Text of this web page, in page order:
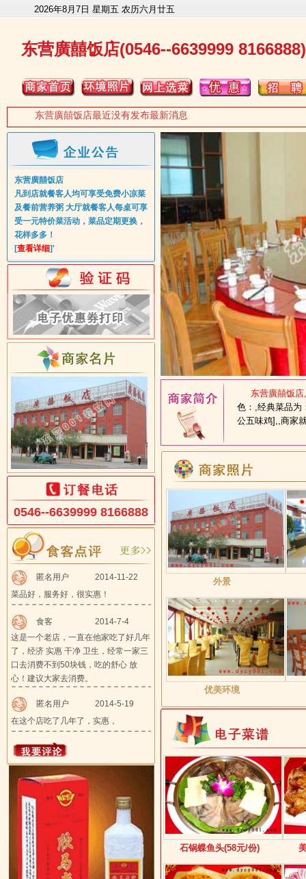
2026年8月7日 星期五 农历六月廿五
东营廣囍饭店(0546--6639999 8166888)
东营廣囍饭店最近没有发布最新消息
东营廣囍饭店
凡到店就餐客人均可享受免费小凉菜
及餐前营养粥 大厅就餐客人每桌可享
受一元特价菜活动，菜品定期更换，
花样多多！
[查看详细]'
0546--6639999 8166888
匿名用户
2014-11-22
菜品好，服务好，很实惠！
食客
2014-7-4
这是一个老店，一直在他家吃了好几年
了，经济 实惠 干净 卫生，经常一家三
口去消费不到50块钱，吃的舒心 放
心！建议大家去消费。
匿名用户
2014-5-19
在这个店吃了几年了，实惠，
东营廣囍饭
色：,经典菜品为
公五味鸡],,商家
外景
优美环境
石锅蝶鱼头(58元/份)